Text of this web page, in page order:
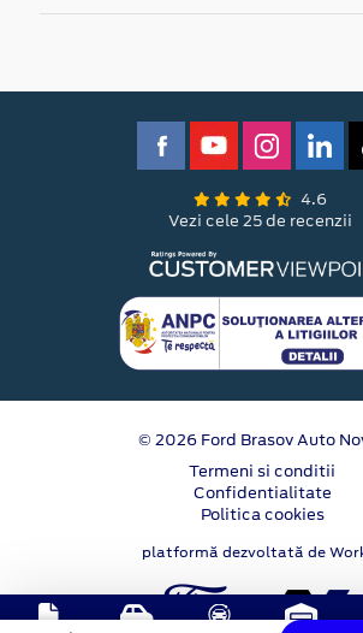
4.6
Vezi cele 25 de recenzii
© 2026 Ford Brasov Auto
Termeni si conditii
Confidentialitate
Politica cookies
platformă dezvoltată de